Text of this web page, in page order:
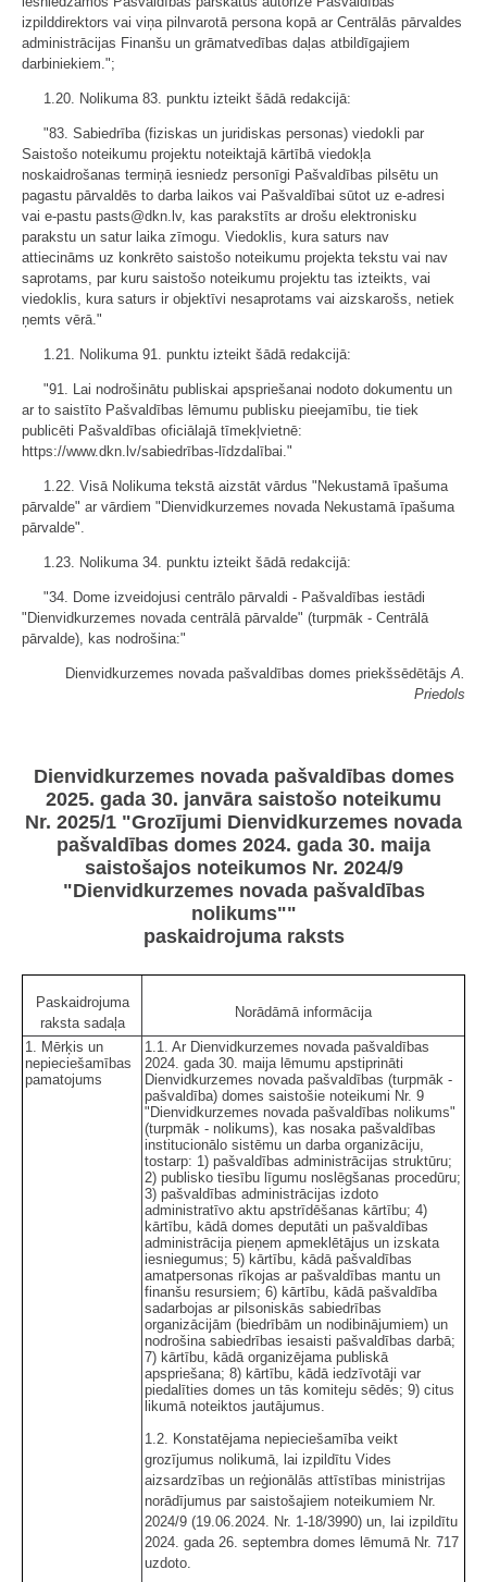
izpilddirektors vai viņa pilnvarotā persona kopā ar Centrālās pārvaldes
administrācijas Finanšu un grāmatvedības daļas atbildīgajiem
darbiniekiem.";
1.20. Nolikuma 83. punktu izteikt šādā redakcijā:
"83. Sabiedrība (fiziskas un juridiskas personas) viedokli par
Saistošo noteikumu projektu noteiktajā kārtībā viedokļa
noskaidrošanas termiņā iesniedz personīgi Pašvaldības pilsētu un
pagastu pārvaldēs to darba laikos vai Pašvaldībai sūtot uz e-adresi
vai e-pastu pasts@dkn.lv, kas parakstīts ar drošu elektronisku
parakstu un satur laika zīmogu. Viedoklis, kura saturs nav
attiecināms uz konkrēto saistošo noteikumu projekta tekstu vai nav
saprotams, par kuru saistošo noteikumu projektu tas izteikts, vai
viedoklis, kura saturs ir objektīvi nesaprotams vai aizskarošs, netiek
ņemts vērā."
1.21. Nolikuma 91. punktu izteikt šādā redakcijā:
"91. Lai nodrošinātu publiskai apspriešanai nodoto dokumentu un
ar to saistīto Pašvaldības lēmumu publisku pieejamību, tie tiek
publicēti Pašvaldības oficiālajā tīmekļvietnē:
https://www.dkn.lv/sabiedrības-līdzdalībai."
1.22. Visā Nolikuma tekstā aizstāt vārdus "Nekustamā īpašuma
pārvalde" ar vārdiem "Dienvidkurzemes novada Nekustamā īpašuma
pārvalde".
1.23. Nolikuma 34. punktu izteikt šādā redakcijā:
"34. Dome izveidojusi centrālo pārvaldi - Pašvaldības iestādi
"Dienvidkurzemes novada centrālā pārvalde" (turpmāk - Centrālā
pārvalde), kas nodrošina:"
Dienvidkurzemes novada pašvaldības domes priekšsēdētājs A.
Priedols
Dienvidkurzemes novada pašvaldības domes
2025. gada 30. janvāra saistošo noteikumu
Nr. 2025/1 "Grozījumi Dienvidkurzemes novada
pašvaldības domes 2024. gada 30. maija
saistošajos noteikumos Nr. 2024/9
"Dienvidkurzemes novada pašvaldības
nolikums""
paskaidrojuma raksts
Paskaidrojuma
raksta sadaļa
Norādāmā informācija
1. Mērķis un
nepieciešamības
pamatojums
1.1. Ar Dienvidkurzemes novada pašvaldības
2024. gada 30. maija lēmumu apstiprināti
Dienvidkurzemes novada pašvaldības (turpmāk -
pašvaldība) domes saistošie noteikumi Nr. 9
"Dienvidkurzemes novada pašvaldības nolikums"
(turpmāk - nolikums), kas nosaka pašvaldības
institucionālo sistēmu un darba organizāciju,
tostarp: 1) pašvaldības administrācijas struktūru;
2) publisko tiesību līgumu noslēgšanas procedūru;
3) pašvaldības administrācijas izdoto
administratīvo aktu apstrīdēšanas kārtību; 4)
kārtību, kādā domes deputāti un pašvaldības
administrācija pieņem apmeklētājus un izskata
iesniegumus; 5) kārtību, kādā pašvaldības
amatpersonas rīkojas ar pašvaldības mantu un
finanšu resursiem; 6) kārtību, kādā pašvaldība
sadarbojas ar pilsoniskās sabiedrības
organizācijām (biedrībām un nodibinājumiem) un
nodrošina sabiedrības iesaisti pašvaldības darbā;
7) kārtību, kādā organizējama publiskā
apspriešana; 8) kārtību, kādā iedzīvotāji var
piedalīties domes un tās komiteju sēdēs; 9) citus
likumā noteiktos jautājumus.
1.2. Konstatējama nepieciešamība veikt
grozījumus nolikumā, lai izpildītu Vides
aizsardzības un reģionālās attīstības ministrijas
norādījumus par saistošajiem noteikumiem Nr.
2024/9 (19.06.2024. Nr. 1-18/3990) un, lai izpildītu
2024. gada 26. septembra domes lēmumā Nr. 717
uzdoto.